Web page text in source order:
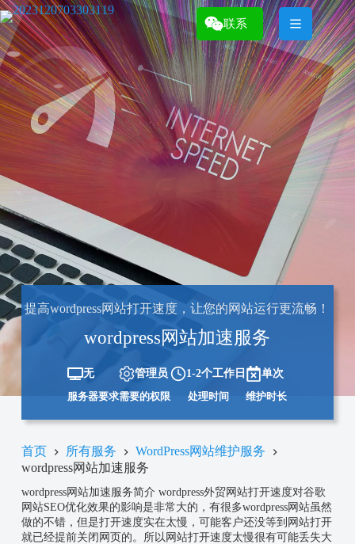
跳
过
内
容
联系
提高wordpress网站打开速度，让您的网站运行更流畅！
wordpress网站加速服务
无
服务器要求
管理员
需要的权限
1-2个工作日
处理时间
单次
维护时长
首页 所有服务
WordPress网站维护服务
wordpress网站加速服务
wordpress网站加速服务简介 wordpress外贸网站打开速度对谷歌
网站SEO优化效果的影响是非常大的，有很多wordpress网站虽然
做的不错，但是打开速度实在太慢，可能客户还没等到网站打开
就已经提前关闭网页的。所以网站打开速度太慢很有可能丢失大